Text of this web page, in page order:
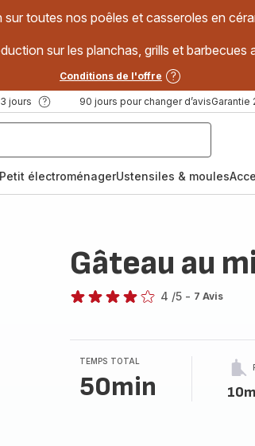
toutes nos poêles et casseroles en
sur les planchas, grills et barbecues
Conditions de l'offre
jours 90 jours pour changer d’avisGarantie
Petit électroménagerUstensiles & moules
Gâteau au
étoiles
(moyenne)
4 /5 - 7 Avis
TEMPS TOTAL
50min